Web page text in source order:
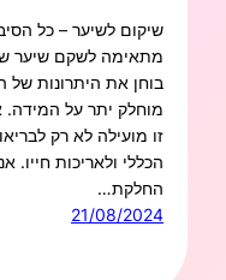
שיקום לשיער – כל
מתאימה לשקם שיער
בוחן את היתרונות
מוחלק יתר על המידה.
זו מועילה לא רק
הכללי ולאריכות חייו.
החלקת…
21/08/2024